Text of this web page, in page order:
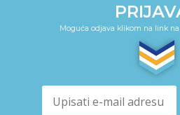
Moguća odjava klikom na link